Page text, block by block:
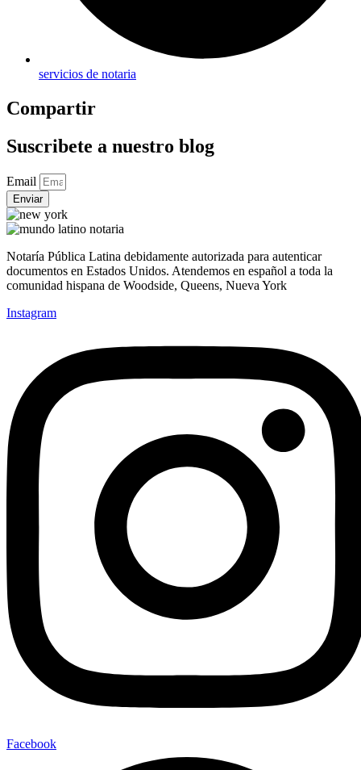
servicios de notaria
Compartir
Suscribete a nuestro blog
Email
Enviar
Notaría Pública Latina debidamente autorizada para autenticar
documentos en Estados Unidos. Atendemos en español a toda la
comunidad hispana de Woodside, Queens, Nueva York
Instagram
Facebook